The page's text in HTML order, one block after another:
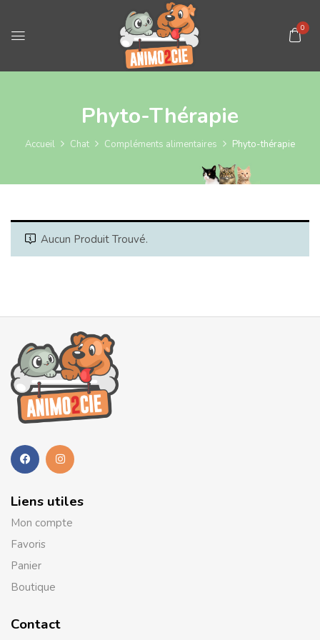
0
Phyto-Thérapie
Accueil Chat Compléments alimentaires Phyto-thérapie
Aucun Produit Trouvé.
Liens utiles
Mon compte
Favoris
Panier
Boutique
Contact